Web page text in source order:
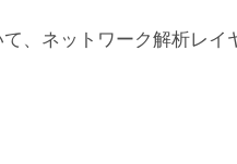
、ネットワーク解析レイ